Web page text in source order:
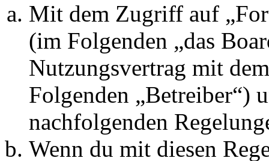
Mit dem Zugriff auf
(im Folgenden „das
Nutzungsvertrag mit
Folgenden „Betreiber“)
nachfolgenden
Wenn du mit diesen